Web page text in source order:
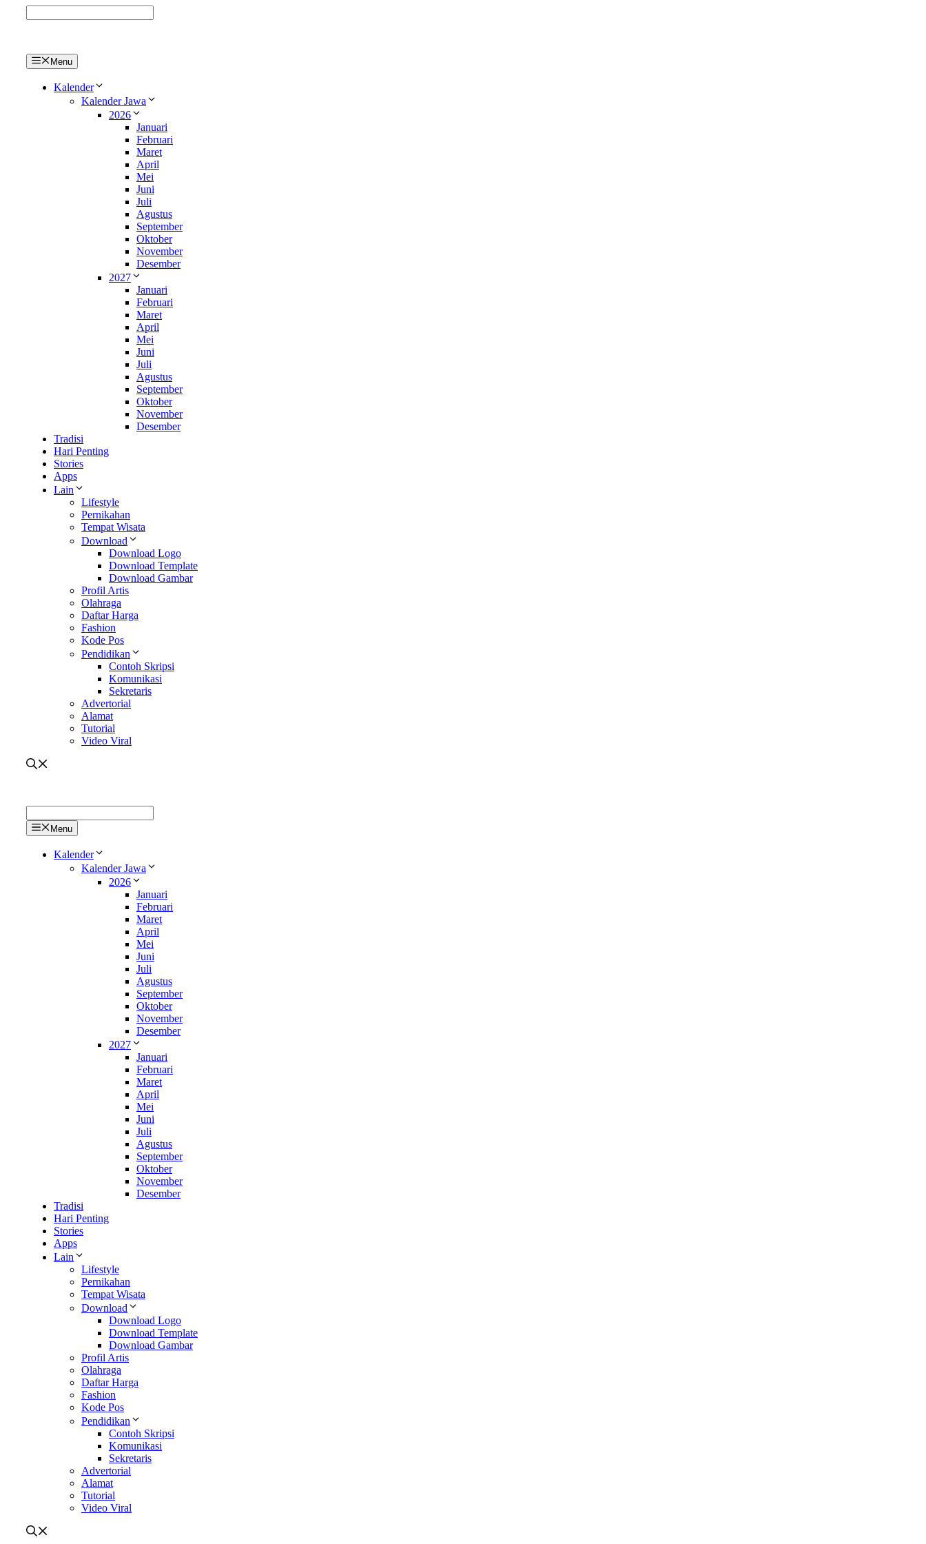
Menu
Kalender
Kalender Jawa
2026
Januari
Februari
Maret
April
Mei
Juni
Juli
Agustus
September
Oktober
November
Desember
2027
Januari
Februari
Maret
April
Mei
Juni
Juli
Agustus
September
Oktober
November
Desember
Tradisi
Hari Penting
Stories
Apps
Lain
Lifestyle
Pernikahan
Tempat Wisata
Download
Download Logo
Download Template
Download Gambar
Profil Artis
Olahraga
Daftar Harga
Fashion
Kode Pos
Pendidikan
Contoh Skripsi
Komunikasi
Sekretaris
Advertorial
Alamat
Tutorial
Video Viral
Menu
Kalender
Kalender Jawa
2026
Januari
Februari
Maret
April
Mei
Juni
Juli
Agustus
September
Oktober
November
Desember
2027
Januari
Februari
Maret
April
Mei
Juni
Juli
Agustus
September
Oktober
November
Desember
Tradisi
Hari Penting
Stories
Apps
Lain
Lifestyle
Pernikahan
Tempat Wisata
Download
Download Logo
Download Template
Download Gambar
Profil Artis
Olahraga
Daftar Harga
Fashion
Kode Pos
Pendidikan
Contoh Skripsi
Komunikasi
Sekretaris
Advertorial
Alamat
Tutorial
Video Viral